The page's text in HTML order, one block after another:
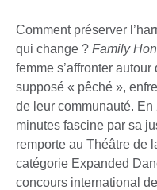
Comment préserver
qui change ? Family
femme s’affronter
supposé « pêché »,
de leur communauté.
minutes fascine par sa
remporte au Théâtre de
catégorie Expanded
concours international